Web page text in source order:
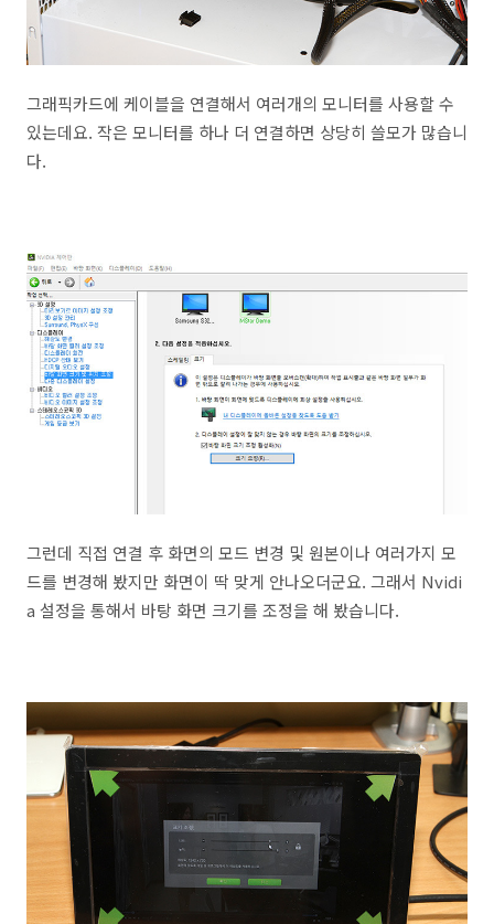
그래픽카드에 케이블을 연결해서 여러개의 모니터를 사용할 수
있는데요. 작은 모니터를 하나 더 연결하면 상당히 쓸모가 많습니
다.
그런데 직접 연결 후 화면의 모드 변경 및 원본이나 여러가지 모
드를 변경해 봤지만 화면이 딱 맞게 안나오더군요. 그래서 Nvidi
a 설정을 통해서 바탕 화면 크기를 조정을 해 봤습니다.